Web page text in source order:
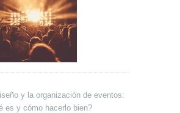
y la organización de eventos:
es y cómo hacerlo bien?